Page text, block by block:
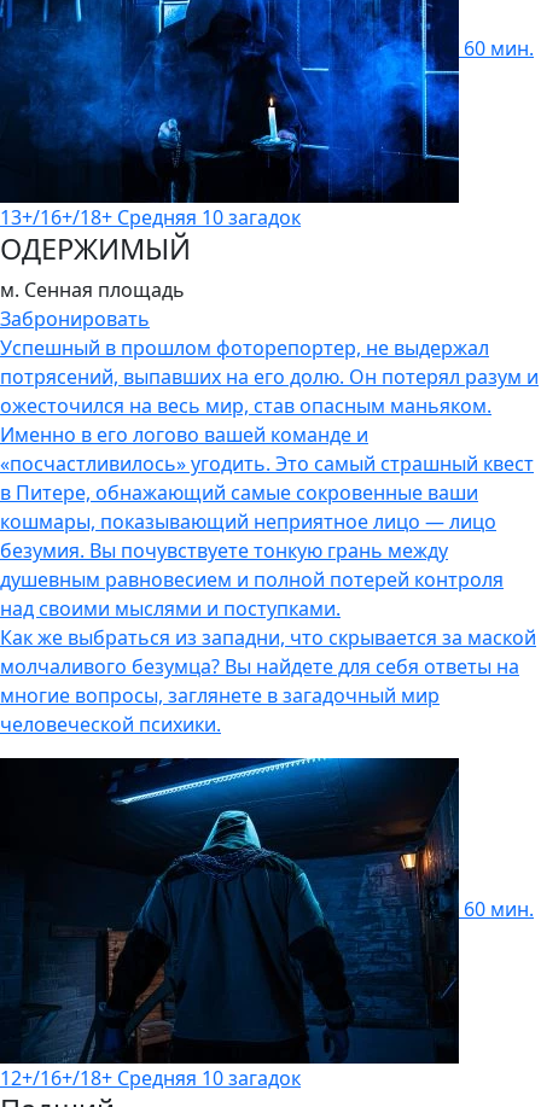
60 мин.
13+/16+/18+ Средняя 10 загадок
ОДЕРЖИМЫЙ
м. Сенная площадь
Забронировать
Успешный в прошлом фоторепортер, не выдержал
потрясений, выпавших на его долю. Он потерял разум и
ожесточился на весь мир, став опасным маньяком.
Именно в его логово вашей команде и
«посчастливилось» угодить. Это самый страшный квест
в Питере, обнажающий самые сокровенные ваши
кошмары, показывающий неприятное лицо — лицо
безумия. Вы почувствуете тонкую грань между
душевным равновесием и полной потерей контроля
над своими мыслями и поступками.
Как же выбраться из западни, что скрывается за маской
молчаливого безумца? Вы найдете для себя ответы на
многие вопросы, заглянете в загадочный мир
человеческой психики.
60 мин.
12+/16+/18+ Средняя 10 загадок